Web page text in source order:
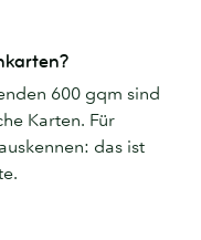
600 gqm sind
Karten. Für
das ist